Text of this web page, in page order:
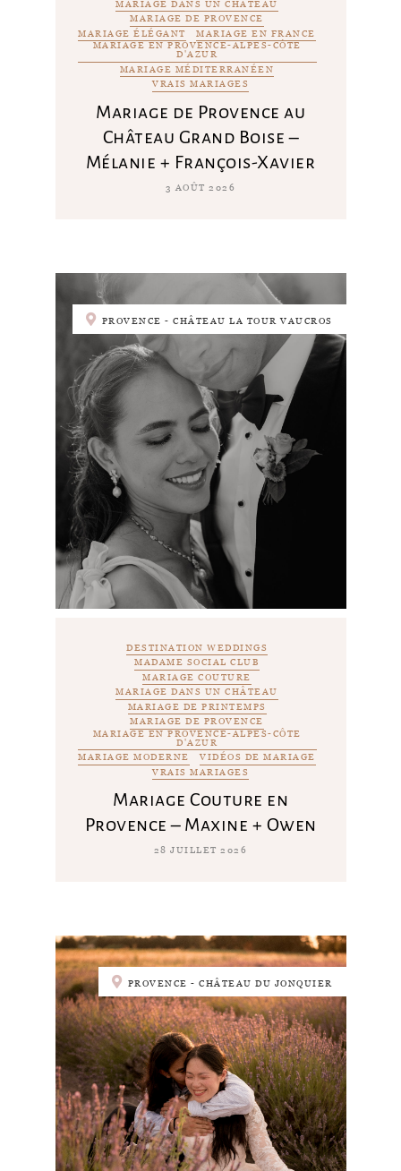
MARIAGE DANS UN CHÂTEAU
MARIAGE DE PROVENCE
MARIAGE ÉLÉGANT
MARIAGE EN FRANCE
MARIAGE EN PROVENCE-ALPES-CÔTE
D'AZUR
MARIAGE MÉDITERRANÉEN
VRAIS MARIAGES
Mariage de Provence au
Château Grand Boise –
Mélanie + François-Xavier
3 AOÛT 2026
PROVENCE - CHÂTEAU LA TOUR VAUCROS
DESTINATION WEDDINGS
MADAME SOCIAL CLUB
MARIAGE COUTURE
MARIAGE DANS UN CHÂTEAU
MARIAGE DE PRINTEMPS
MARIAGE DE PROVENCE
MARIAGE EN PROVENCE-ALPES-CÔTE
D'AZUR
MARIAGE MODERNE
VIDÉOS DE MARIAGE
VRAIS MARIAGES
Mariage Couture en
Provence – Maxine + Owen
28 JUILLET 2026
PROVENCE - CHÂTEAU DU JONQUIER